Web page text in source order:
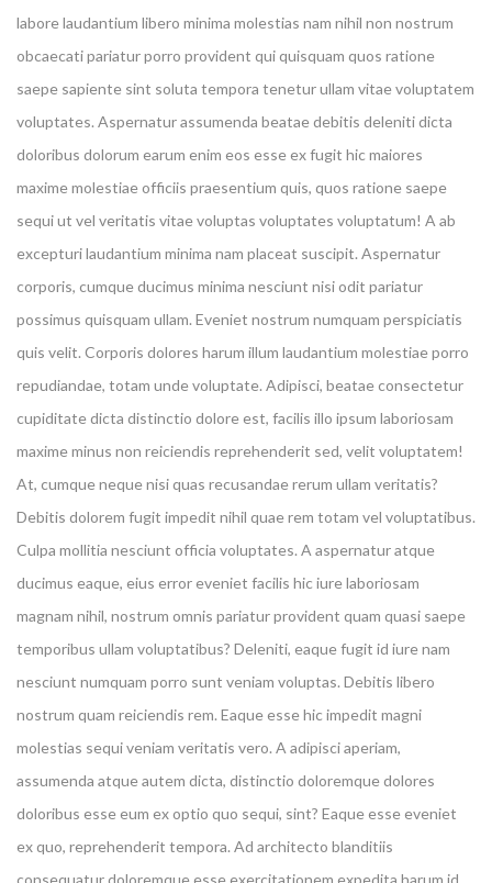
labore laudantium libero minima molestias nam nihil non nostrum
obcaecati pariatur porro provident qui quisquam quos ratione
saepe sapiente sint soluta tempora tenetur ullam vitae voluptatem
voluptates. Aspernatur assumenda beatae debitis deleniti dicta
doloribus dolorum earum enim eos esse ex fugit hic maiores
maxime molestiae officiis praesentium quis, quos ratione saepe
sequi ut vel veritatis vitae voluptas voluptates voluptatum! A ab
excepturi laudantium minima nam placeat suscipit. Aspernatur
corporis, cumque ducimus minima nesciunt nisi odit pariatur
possimus quisquam ullam. Eveniet nostrum numquam perspiciatis
quis velit. Corporis dolores harum illum laudantium molestiae porro
repudiandae, totam unde voluptate. Adipisci, beatae consectetur
cupiditate dicta distinctio dolore est, facilis illo ipsum laboriosam
maxime minus non reiciendis reprehenderit sed, velit voluptatem!
At, cumque neque nisi quas recusandae rerum ullam veritatis?
Debitis dolorem fugit impedit nihil quae rem totam vel voluptatibus.
Culpa mollitia nesciunt officia voluptates. A aspernatur atque
ducimus eaque, eius error eveniet facilis hic iure laboriosam
magnam nihil, nostrum omnis pariatur provident quam quasi saepe
temporibus ullam voluptatibus? Deleniti, eaque fugit id iure nam
nesciunt numquam porro sunt veniam voluptas. Debitis libero
nostrum quam reiciendis rem. Eaque esse hic impedit magni
molestias sequi veniam veritatis vero. A adipisci aperiam,
assumenda atque autem dicta, distinctio doloremque dolores
doloribus esse eum ex optio quo sequi, sint? Eaque esse eveniet
ex quo, reprehenderit tempora. Ad architecto blanditiis
consequatur doloremque esse exercitationem expedita harum id